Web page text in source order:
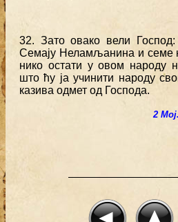
32. Зато овако вели
Семају Неламљанина и семе
нико остати у овом народу
што ћу ја учинити народу
казива одмет од Господа.
2